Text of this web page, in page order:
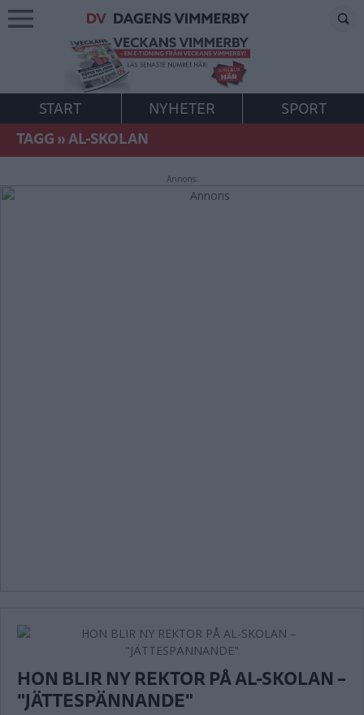
START NYHETER
SPORT
TAGG»AL-SKOLAN
Annons:
HON BLIR NY REKTOR PÅ AL-SKOLAN –
"JÄTTESPÄNNANDE"